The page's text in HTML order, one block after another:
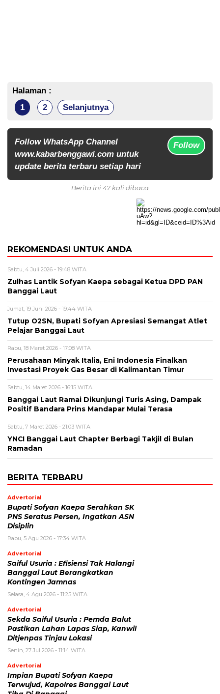
Halaman :
1
2 Selanjutnya
Follow WhatsApp Channel
www.kabarbenggawi.com untuk
update berita terbaru setiap hari
Follow
Berita ini 47 kali dibaca
REKOMENDASI UNTUK ANDA
Sabtu, 4 Juli 2026 - 19:48 WITA
Zulhas Lantik Sofyan Kaepa sebagai Ketua DPD PAN
Banggai Laut
Jumat, 19 Juni 2026 - 19:44 WITA
Tutup O2SN, Bupati Sofyan Apresiasi Semangat Atlet
Pelajar Banggai Laut
Rabu, 18 Maret 2026 - 17:08 WITA
Perusahaan Minyak Italia, Eni Indonesia Finalkan
Investasi Proyek Gas Besar di Kalimantan Timur
Sabtu, 14 Maret 2026 - 16:15 WITA
Banggai Laut Ramai Dikunjungi Turis Asing, Dampak
Positif Bandara Prins Mandapar Mulai Terasa
Sabtu, 7 Maret 2026 - 21:03 WITA
YNCI Banggai Laut Chapter Berbagi Takjil di Bulan
Ramadan
BERITA TERBARU
Advertorial
Bupati Sofyan Kaepa Serahkan SK
PNS Seratus Persen, Ingatkan ASN
Disiplin
Rabu, 5 Agu 2026 - 17:34 WITA
Advertorial
Saiful Usuria : Efisiensi Tak Halangi
Banggai Laut Berangkatkan
Kontingen Jamnas
Selasa, 4 Agu 2026 - 11:25 WITA
Advertorial
Sekda Saiful Usuria : Pemda Balut
Pastikan Lahan Lapas Siap, Kanwil
Ditjenpas Tinjau Lokasi
Senin, 27 Jul 2026 - 11:14 WITA
Advertorial
Impian Bupati Sofyan Kaepa
Terwujud, Kapolres Banggai Laut